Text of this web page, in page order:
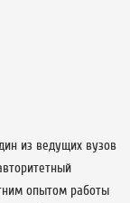
из ведущих вузов
опытом работы